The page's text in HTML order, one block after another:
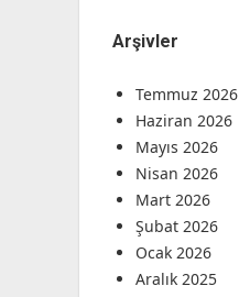
Arşivler
Temmuz 2026
Haziran 2026
Mayıs 2026
Nisan 2026
Mart 2026
Şubat 2026
Ocak 2026
Aralık 2025